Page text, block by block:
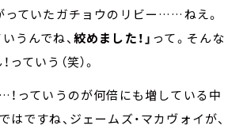
っていたガチョウのリビー……ねえ。
うんでね、絞めました！」 って。そんな
ていう（笑）。
っていうのが何倍にも増している中
はですね、ジェームズ・マカヴォイが、